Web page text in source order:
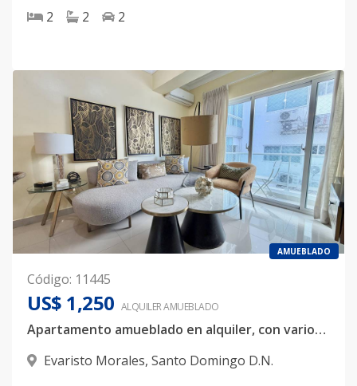
2 2 2
AMUEBLADO
Código: 11445
US$ 1,250 ALQUILERAMUEBLADO
Apartamento amueblado en alquiler, con varios servicios incluidos, ubicado en Evaristo Morales
Evaristo Morales, Santo Domingo D.N.